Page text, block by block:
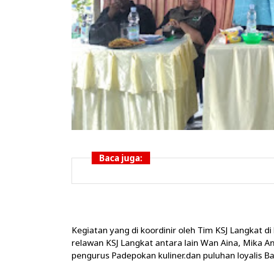
Baca juga:
Kegiatan yang di koordinir oleh Tim KSJ Langkat
relawan KSJ Langkat antara lain Wan Aina, Mika
pengurus Padepokan kuliner.dan puluhan loyalis